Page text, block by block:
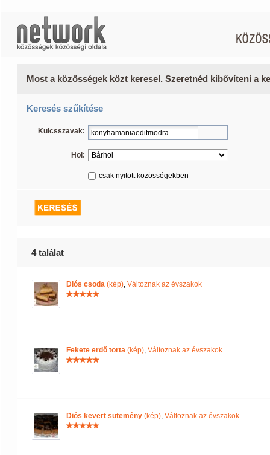
Most a közösségek közt keresel. Szeretnéd kibővíteni a
Keresés szűkítése
Kulcsszavak:
Hol:
csak nyitott közösségekben
4 találat
Diós csoda (kép), Változnak az évszakok
Fekete erdő torta (kép), Változnak az évszakok
Diós kevert sütemény (kép), Változnak az évszakok